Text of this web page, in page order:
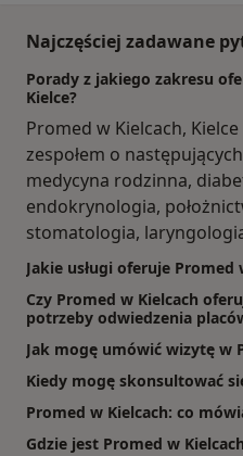
Najczęściej zadawane
Porady z jakiego zakresu
Kielce?
Promed w Kielcach,
zespołem o
medycyna rodzinna,
endokrynologia,
stomatologia,
Jakie usługi oferuje Promed
Czy Promed w Kielcach
potrzeby odwiedzenia
Jak mogę umówić wizytę w
Kiedy mogę skonsultować
Promed w Kielcach: co
Gdzie jest Promed w